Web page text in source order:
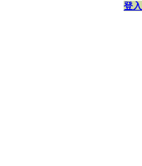
登入